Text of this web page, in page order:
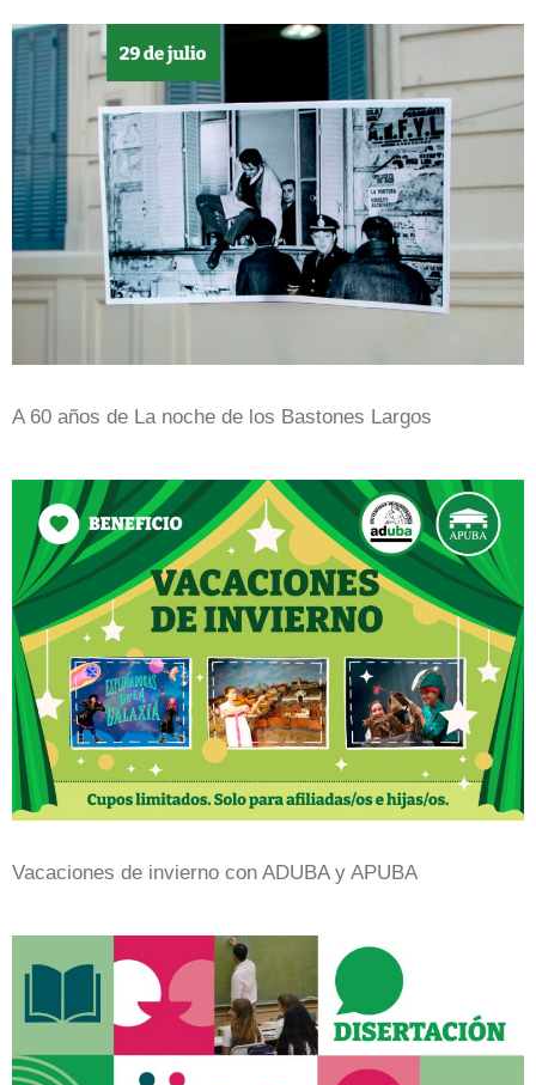
A 60 años de La noche de los Bastones Largos
Vacaciones de invierno con ADUBA y APUBA